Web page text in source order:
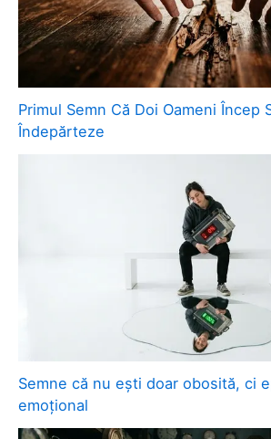
Primul Semn Că Doi Oameni Încep
Îndepărteze
Semne că nu ești doar obosită, ci
emoțional